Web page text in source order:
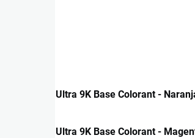
Ultra 9K Base Colorant -
Ultra 9K Base Colorant -